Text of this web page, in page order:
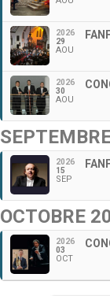
2026
29
AOU
2026
30
AOU
2026
15
SEP
OCTOBRE
2026
03
OCT